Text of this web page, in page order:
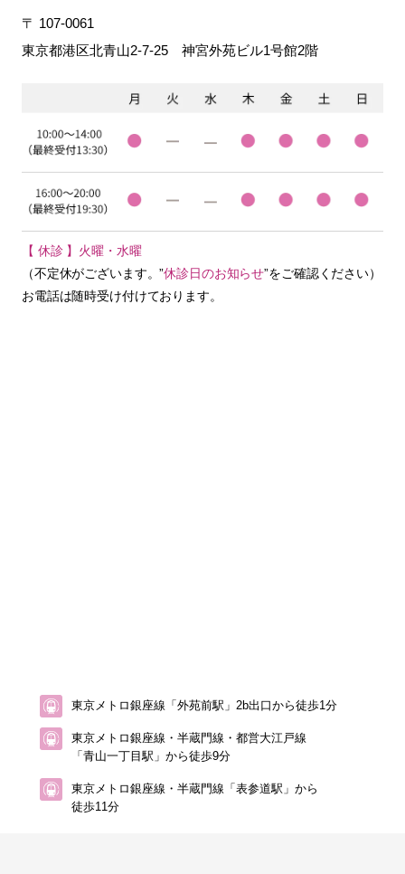
〒 107-0061
東京都港区北青山2-7-25 神宮外苑ビル1号館2階
【 休診 】火曜・水曜
（不定休がございます。”休診日のお知らせ”をご確認ください）
お電話は随時受け付けております。
東京メトロ銀座線「外苑前駅」2b出口から徒歩1分
東京メトロ銀座線・半蔵門線・都営大江戸線
「青山一丁目駅」から徒歩9分
東京メトロ銀座線・半蔵門線「表参道駅」から
徒歩11分